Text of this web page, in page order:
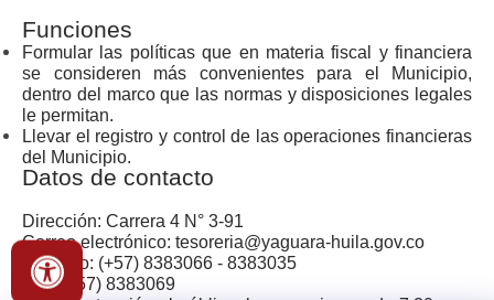
Funciones
Formular las políticas que en materia fiscal y financiera
se consideren más convenientes para el Municipio,
dentro del marco que las normas y disposiciones legales
le permitan.
Llevar el registro y control de las operaciones financieras
del Municipio.
Datos de contacto
Dirección: Carrera 4 N° 3-91
Correo electrónico: tesoreria@yaguara-huila.gov.co
Teléfono: (+57) 8383066 - 8383035
Fax: (+57) 8383069